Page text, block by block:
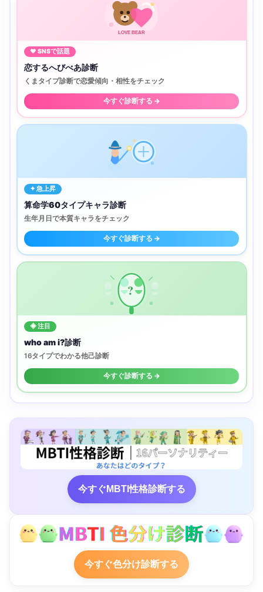
LOVE BEAR
♥ SNSで話題
恋するへびべあ診断
くまタイプ診断で恋愛傾向・相性をチェック
今すぐ診断する →
✦ 急上昇
算命学60タイプキャラ診断
生年月日で本質キャラをチェック
今すぐ診断する →
?
◈ 注目
who am i?診断
16タイプでわかる他己診断
今すぐ診断する →
今すぐMBTI性格診断する
今すぐ色分け診断する